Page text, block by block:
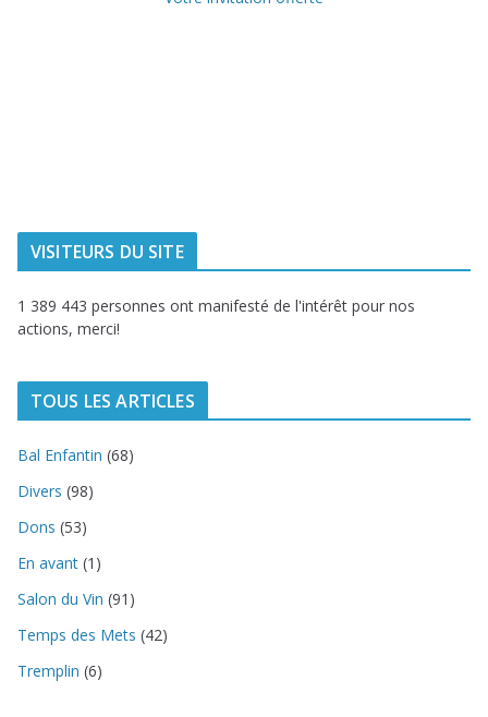
VISITEURS DU SITE
1 389 443 personnes ont manifesté de l'intérêt pour nos
actions, merci!
TOUS LES ARTICLES
Bal Enfantin (68)
Divers (98)
Dons (53)
En avant (1)
Salon du Vin (91)
Temps des Mets (42)
Tremplin (6)